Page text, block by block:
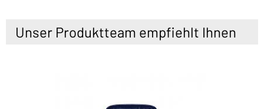
Unser Produktteam empfiehlt Ihnen